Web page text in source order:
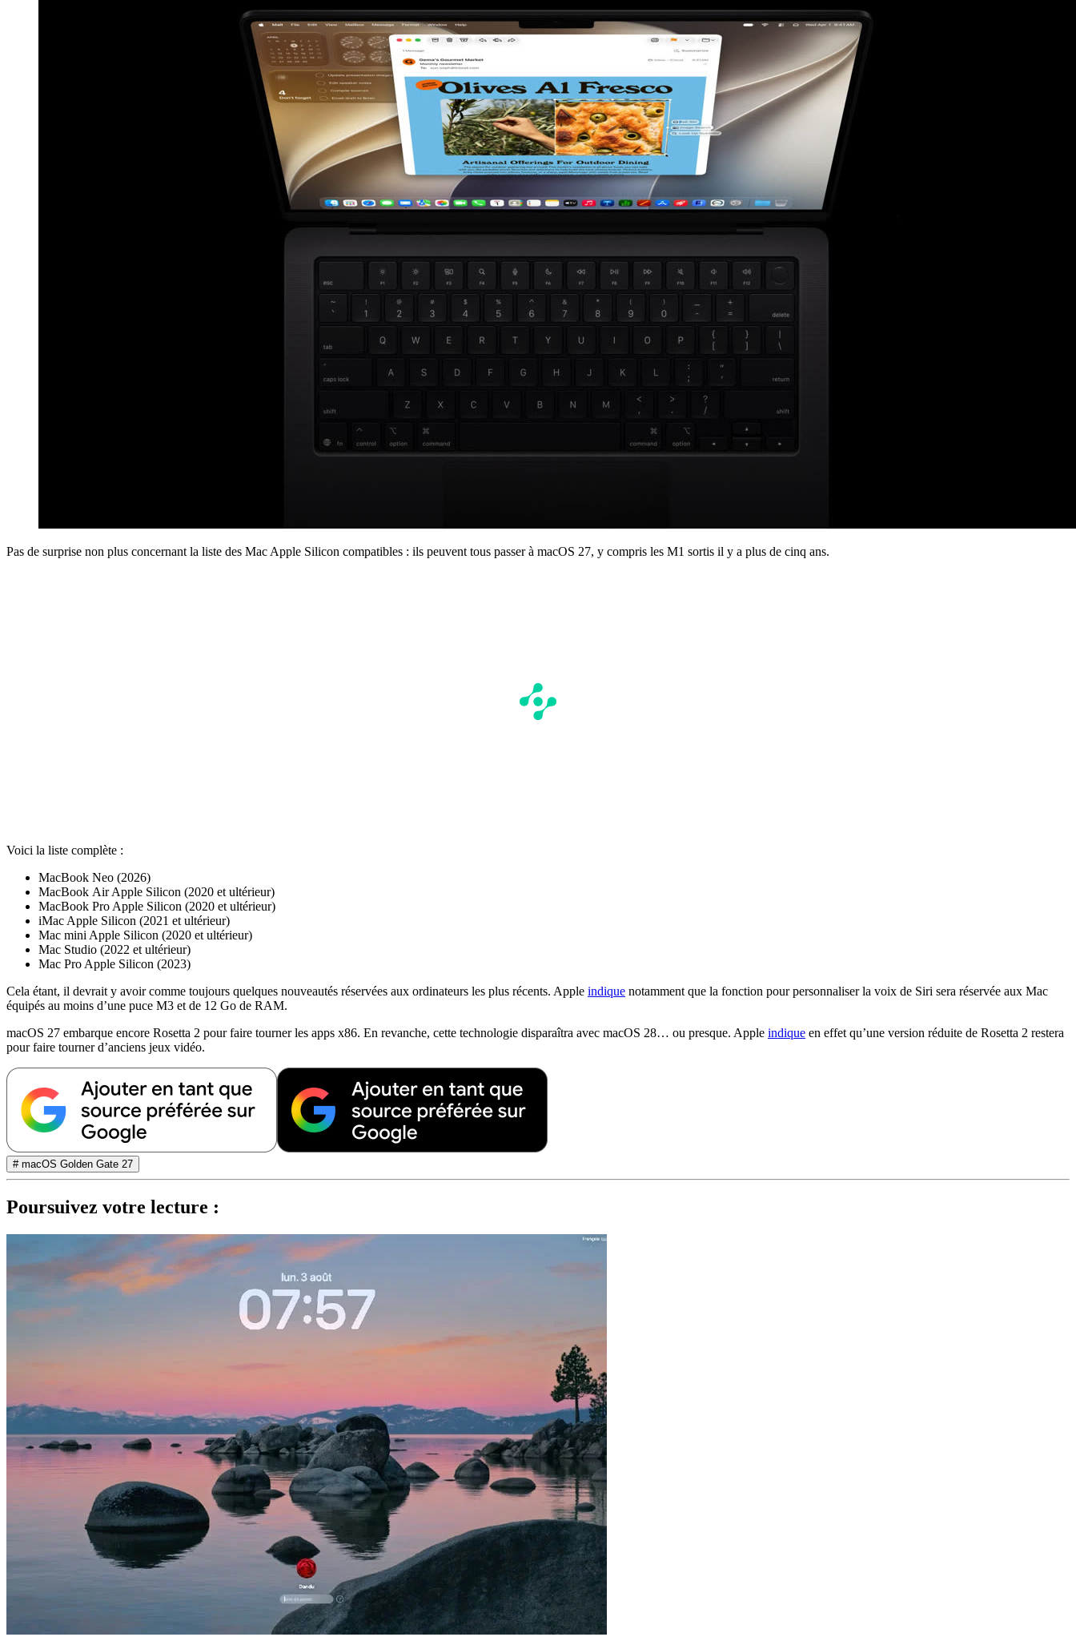
Pas de surprise non plus concernant la liste des Mac Apple Silicon compatibles : ils peuvent tous passer à macOS 27, y compris les M1 sortis il y a plus de cinq ans.
Voici la liste complète :
MacBook Neo (2026)
MacBook Air Apple Silicon (2020 et ultérieur)
MacBook Pro Apple Silicon (2020 et ultérieur)
iMac Apple Silicon (2021 et ultérieur)
Mac mini Apple Silicon (2020 et ultérieur)
Mac Studio (2022 et ultérieur)
Mac Pro Apple Silicon (2023)
Cela étant, il devrait y avoir comme toujours quelques nouveautés réservées aux ordinateurs les plus récents. Apple indique notamment que la fonction pour personnaliser la voix de Siri sera réservée aux Mac
équipés au moins d’une puce M3 et de 12 Go de RAM.
macOS 27 embarque encore Rosetta 2 pour faire tourner les apps x86. En revanche, cette technologie disparaîtra avec macOS 28… ou presque. Apple indique en effet qu’une version réduite de Rosetta 2 restera
pour faire tourner d’anciens jeux vidéo.
# macOS Golden Gate 27
Poursuivez votre lecture :